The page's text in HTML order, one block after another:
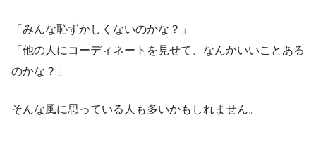
「みんな恥ずかしくないのかな？」
「他の人にコーディネートを見せて、なんかいいことある
のかな？」
そんな風に思っている人も多いかもしれません。